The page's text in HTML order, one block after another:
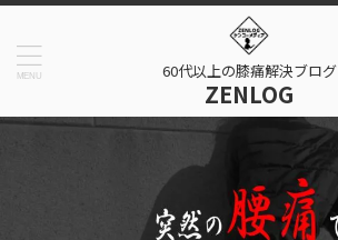
60代以上の膝痛解決ブログ
ZENLOG